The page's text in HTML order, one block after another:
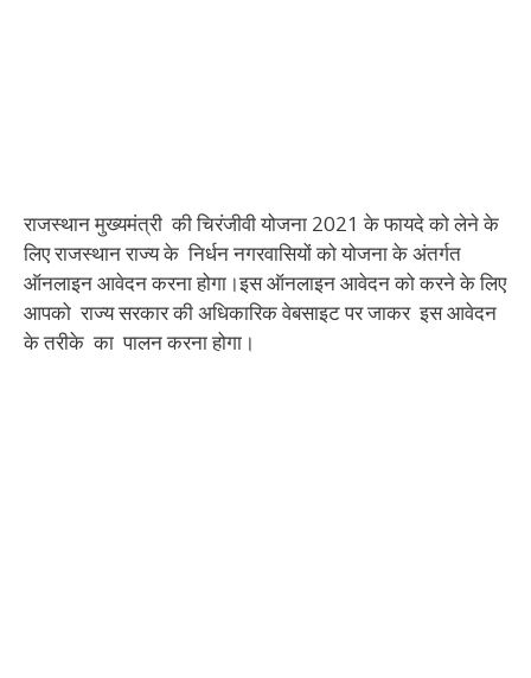
राजस्थान मुख्यमंत्री की चिरंजीवी योजना 2021 के फायदे को लेने के
लिए राजस्थान राज्य के निर्धन नगरवासियों को योजना के अंतर्गत
ऑनलाइन आवेदन करना होगा।इस ऑनलाइन आवेदन को करने के लिए
आपको राज्य सरकार की अधिकारिक वेबसाइट पर जाकर इस आवेदन
के तरीके का पालन करना होगा।